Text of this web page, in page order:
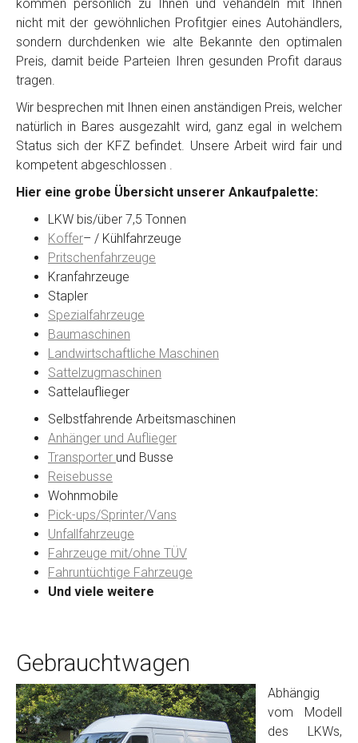
kommen persönlich zu Ihnen und vehandeln mit Ihnen
nicht mit der gewöhnlichen Profitgier eines Autohändlers,
sondern durchdenken wie alte Bekannte den optimalen
Preis, damit beide Parteien Ihren gesunden Profit daraus
tragen.
Wir besprechen mit Ihnen einen anständigen Preis, welcher
natürlich in Bares ausgezahlt wird, ganz egal in welchem
Status sich der KFZ befindet. Unsere Arbeit wird fair und
kompetent abgeschlossen .
Hier eine grobe Übersicht unserer Ankaufpalette:
LKW bis/über 7,5 Tonnen
Koffer– / Kühlfahrzeuge
Pritschenfahrzeuge
Kranfahrzeuge
Stapler
Spezialfahrzeuge
Baumaschinen
Landwirtschaftliche Maschinen
Sattelzugmaschinen
Sattelauflieger
Selbstfahrende Arbeitsmaschinen
Anhänger und Auflieger
Transporter und Busse
Reisebusse
Wohnmobile
Pick-ups/Sprinter/Vans
Unfallfahrzeuge
Fahrzeuge mit/ohne TÜV
Fahruntüchtige Fahrzeuge
Und viele weitere
Gebrauchtwagen
Abhängig
vom Modell
des LKWs,